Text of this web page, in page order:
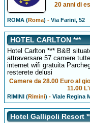
20 anni di
ROMA (Roma) -Via Farini, 52
HOTEL CARLTON ***
Hotel Carlton *** B&B
attraversare 57 camere
internet wifi gratuita
resterete delusi
Camere da 28.00 Euro al
11.00
RIMINI (Rimini) -Viale Regina
Hotel Gallipoli Resort